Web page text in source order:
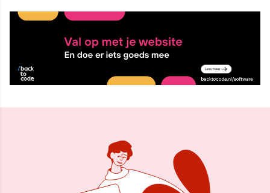
4 nov 2024, 21:06
Delen